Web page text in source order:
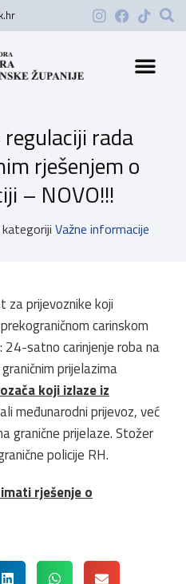
rada
rješenjem o
– NOVO!!!
Važne informacije
koji izlaze iz
međunarodni prijevoz, već
granične prijelaze. Stožer
policije RH.
rješenje o